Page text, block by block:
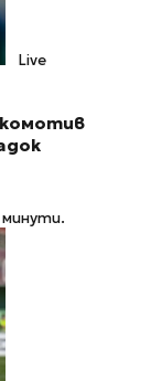
Live
минути.